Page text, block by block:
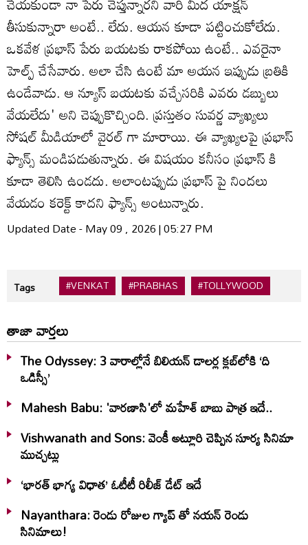
తీసుకున్నారా అంటే.. లేదు. ఆయన కూడా పట్టించుకోలేదు.
ఒకవేళ ప్రభాస్ పేరు బయటకు రాకపోయి ఉంటే.. ఎవరైనా
హెల్ప్ చేసేవారు. అలా చేసి ఉంటే మా అయన ఇప్పుడు బ్రతికి
ఉండేవాడు. ఆ న్యూస్ బయటకు వచ్చేసరికి ఎవరు డబ్బులు
వేయలేదు' అని చెప్పుకొచ్చింది. ప్రస్తుతం సువర్ణ వ్యాఖ్యలు
సోషల్ మీడియాలో వైరల్ గా మారాయి. ఈ వ్యాఖ్యలపై ప్రభాస్
ఫ్యాన్స్ మండిపడుతున్నారు. ఈ విషయం కనీసం ప్రభాస్ కి
కూడా తెలిసి ఉండదు. అలాంటప్పుడు ప్రభాస్ పై నిందలు
వేయడం కరెక్ట్ కాదని ఫ్యాన్స్ అంటున్నారు.
Updated Date - May 09 , 2026 | 05:27 PM
Tags #VENKAT #PRABHAS #TOLLYWOOD
తాజా వార్తలు
The Odyssey: 3 వారాల్లోనే బిలియన్‌ డాలర్ల క్లబ్‌లోకి ‘ది
ఒడిస్సీ’
Mahesh Babu: 'వారణాసి'లో మహేశ్‌ బాబు పాత్ర ఇదే..
Vishwanath and Sons: వెంకీ అట్లూరి చెప్పిన సూర్య సినిమా
ముచ్చట్లు
‘భారత్ భాగ్య విధాత’ ఓటీటీ రిలీజ్‌ డేట్‌ ఇదే
Nayanthara: రెండు రోజుల గ్యాప్ తో నయన్ రెండు
సినిమాలు!